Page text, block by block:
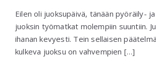
Eilen oli juoksupäivä, tänään pyöräily-
juoksin työmatkat molempiin suuntiin.
ihanan kevyesti. Tein sellaisen
kulkeva juoksu on vahvempien […]